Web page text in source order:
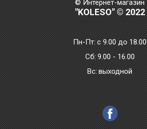
© Интернет-магазин
"KOLESO" © 2022
Пн-Пт:с 9.00 до 18.00
Сб: 9.00 - 16.00
Bc: выходной